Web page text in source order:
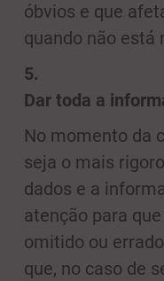
óbvios e que
quando não está
5.
Dar toda a
No momento da
seja o mais
dados e a
atenção para
omitido ou
que, no caso de